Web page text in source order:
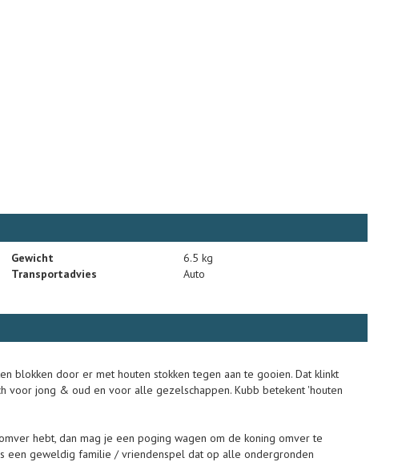
Gewicht
6.5 kg
Transportadvies
Auto
blokken door er met houten stokken tegen aan te gooien. Dat klinkt
voor jong & oud en voor alle gezelschappen. Kubb betekent 'houten
hebt, dan mag je een poging wagen om de koning omver te
een geweldig familie / vriendenspel dat op alle ondergronden